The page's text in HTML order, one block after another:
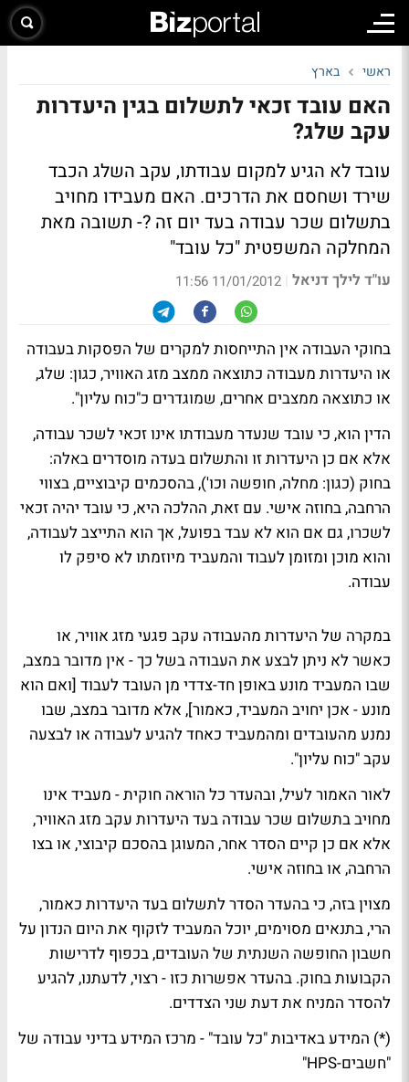
ראשי בארץ
האם עובד זכאי לתשלום בגין היעדרות
עקב שלג?
עובד לא הגיע למקום עבודתו, עקב השלג הכבד
שירד ושחסם את הדרכים. האם מעבידו מחויב
בתשלום שכר עבודה בעד יום זה ?- תשובה מאת
המחלקה המשפטית "כל עובד"
עו"ד לילך דניאל |
11/01/2012 11:56
בחוקי העבודה אין התייחסות למקרים של הפסקות בעבודה
או היעדרות מעבודה כתוצאה ממצב מזג האוויר, כגון: שלג,
או כתוצאה ממצבים אחרים, שמוגדרים כ"כוח עליון".
הדין הוא, כי עובד שנעדר מעבודתו אינו זכאי לשכר עבודה,
אלא אם כן היעדרות זו והתשלום בעדה מוסדרים באלה:
בחוק (כגון: מחלה, חופשה וכו'), בהסכמים קיבוציים, בצווי
הרחבה, בחוזה אישי. עם זאת, ההלכה היא, כי עובד יהיה זכאי
לשכרו, גם אם הוא לא עבד בפועל, אך הוא התייצב לעבודה,
והוא מוכן ומזומן לעבוד והמעביד מיוזמתו לא סיפק לו
עבודה.
במקרה של היעדרות מהעבודה עקב פגעי מזג אוויר, או
כאשר לא ניתן לבצע את העבודה בשל כך - אין מדובר במצב,
שבו המעביד מונע באופן חד-צדדי מן העובד לעבוד [ואם הוא
מונע - אכן יחויב המעביד, כאמור], אלא מדובר במצב, שבו
נמנע מהעובדים ומהמעביד כאחד להגיע לעבודה או לבצעה
עקב "כוח עליון".
לאור האמור לעיל, ובהעדר כל הוראה חוקית - מעביד אינו
מחויב בתשלום שכר עבודה בעד היעדרות עקב מזג האוויר,
אלא אם כן קיים הסדר אחר, המעוגן בהסכם קיבוצי, או בצו
הרחבה, או בחוזה אישי.
מצוין בזה, כי בהעדר הסדר לתשלום בעד היעדרות כאמור,
הרי, בתנאים מסוימים, יוכל המעביד לזקוף את היום הנדון על
חשבון החופשה השנתית של העובדים, בכפוף לדרישות
הקבועות בחוק. בהעדר אפשרות כזו - רצוי, לדעתנו, להגיע
להסדר המניח את דעת שני הצדדים.
(*) המידע באדיבות "כל עובד" - מרכז המידע בדיני עבודה של
"חשבים-HPS"